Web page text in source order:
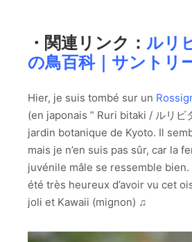
・関連リンク： ルリ
の鳥百科｜サントリ
Hier, je suis tombé sur un
(en japonais ” Ruri bitaki / ルリビ
jardin botanique de Kyoto. Il
mais je n’en suis pas sûr, car la
juvénile mâle se ressemble bien.
été très heureux d’avoir vu cet
joli et Kawaii (mignon) ♫